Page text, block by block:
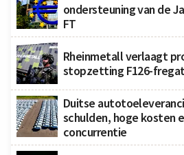
ondersteuning van de
FT
Rheinmetall verlaagt
stopzetting F126-
Duitse
schulden, hoge kosten
concurrentie